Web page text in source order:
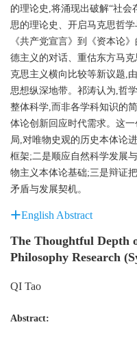
的理论史,将涌现出破解“社
思的理论史、开启马克思哲
《共产党宣言》到《资本论
德主义的对话、重估东方马
克思主义横向比较等新议题,
思想纵深地带。祁涛认为,哲
整体科学,而非各学科知识的
体论创新回应时代需求。这
局,对唯物史观的历史本体论
框架;二是顺应自然科学发展
物主义本体论基础;三是辩证
矛盾与发展契机。
English Abstract
The Thoughtful Depth
Philosophy Research
QI Tao
Abstract: